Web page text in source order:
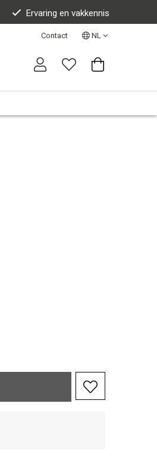
Ervaring en vakkennis
Contact NL